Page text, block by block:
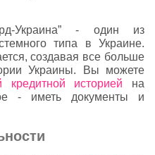
Украина” - один из
типа в Украине.
создавая все больше
Украины. Вы можете
кредитной историей на
- иметь документы и